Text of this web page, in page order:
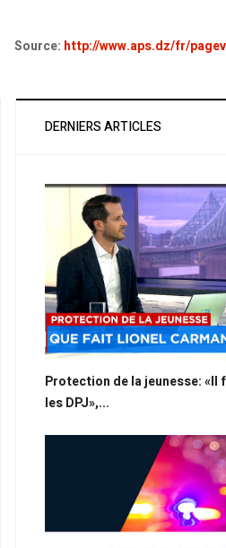
Source: http://www.aps.dz/fr/
DERNIERS ARTICLES
Protection de la jeunesse: «Il
les DPJ»,...